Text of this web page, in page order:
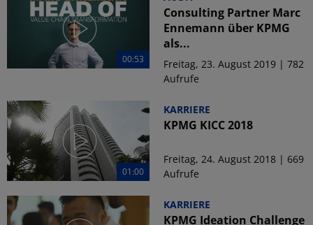
00:53
Consulting Partner Marc
Ennemann über KPMG
als...
Freitag, 23. August 2019 | 782
Aufrufe
01:00
KARRIERE
KPMG KICC 2018
Freitag, 24. August 2018 | 669
Aufrufe
KARRIERE
KPMG Ideation Challenge